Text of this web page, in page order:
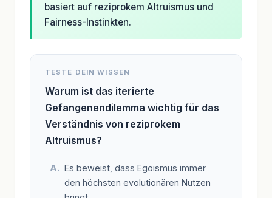
basiert auf reziprokem Altruismus und
Fairness-Instinkten.
TESTE DEIN WISSEN
Warum ist das iterierte
Gefangenendilemma wichtig für das
Verständnis von reziprokem
Altruismus?
Es beweist, dass Egoismus immer
den höchsten evolutionären Nutzen